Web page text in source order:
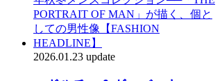
2026.01.23 update